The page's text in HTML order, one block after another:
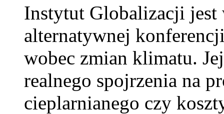
Instytut Globalizacji jest
alternatywnej
wobec zmian klimatu.
realnego spojrzenia na
cieplarnianego czy